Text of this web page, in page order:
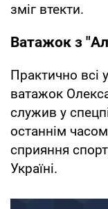
зміг втекти.
Ватажок з
Практично всі
ватажок
служив у
останнім
сприяння
Україні.